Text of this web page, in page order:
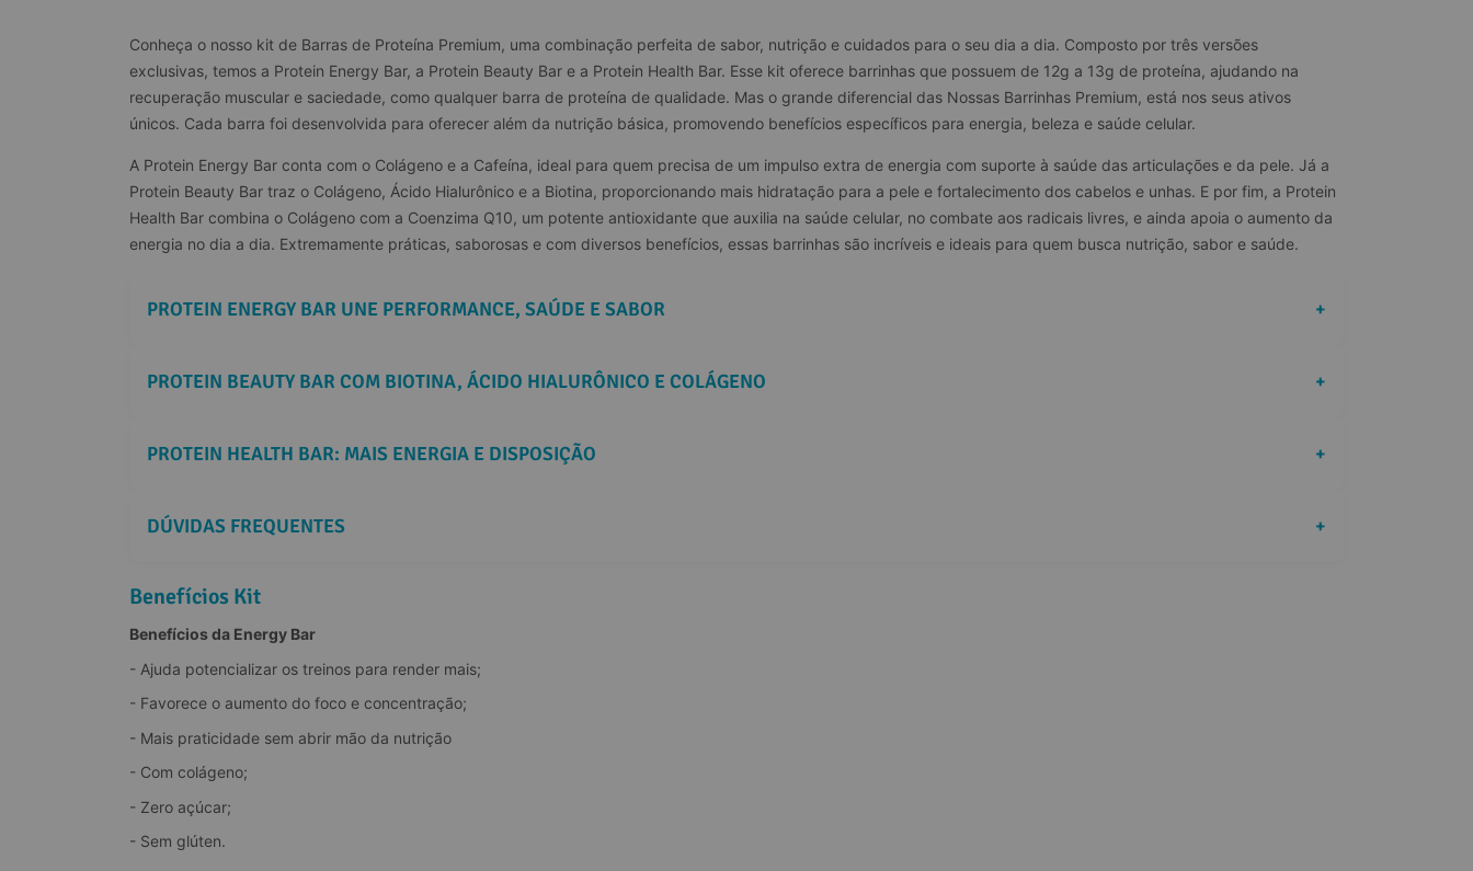
Conheça o nosso kit de Barras de Proteína Premium, uma combinação perfeita de sabor, nutrição e cuidados para o seu dia a dia. Composto por três versões
exclusivas, temos a Protein Energy Bar, a Protein Beauty Bar e a Protein Health Bar. Esse kit oferece barrinhas que possuem de 12g a 13g de proteína, ajudando na
recuperação muscular e saciedade, como qualquer barra de proteína de qualidade. Mas o grande diferencial das Nossas Barrinhas Premium, está nos seus ativos
únicos. Cada barra foi desenvolvida para oferecer além da nutrição básica, promovendo benefícios específicos para energia, beleza e saúde celular.
A Protein Energy Bar conta com o Colágeno e a Cafeína, ideal para quem precisa de um impulso extra de energia com suporte à saúde das articulações e da pele. Já a
Protein Beauty Bar traz o Colágeno, Ácido Hialurônico e a Biotina, proporcionando mais hidratação para a pele e fortalecimento dos cabelos e unhas. E por fim, a Protein
Health Bar combina o Colágeno com a Coenzima Q10, um potente antioxidante que auxilia na saúde celular, no combate aos radicais livres, e ainda apoia o aumento da
energia no dia a dia. Extremamente práticas, saborosas e com diversos benefícios, essas barrinhas são incríveis e ideais para quem busca nutrição, sabor e saúde.
PROTEIN ENERGY BAR UNE PERFORMANCE, SAÚDE E SABOR +
PROTEIN BEAUTY BAR COM BIOTINA, ÁCIDO HIALURÔNICO E COLÁGENO +
PROTEIN HEALTH BAR: MAIS ENERGIA E DISPOSIÇÃO +
DÚVIDAS FREQUENTES +
Benefícios Kit
Benefícios da Energy Bar
- Ajuda potencializar os treinos para render mais;
- Favorece o aumento do foco e concentração;
- Mais praticidade sem abrir mão da nutrição
- Com colágeno;
- Zero açúcar;
- Sem glúten.